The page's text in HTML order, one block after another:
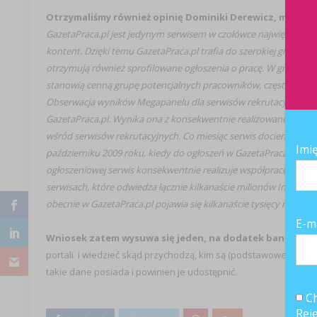
Otrzymaliśmy również opinię Dominiki Derewicz,
GazetaPraca.pl jest jedynym serwisem w czołówce
kontent. Dzięki temu GazetaPraca.pl trafia do szerokiej grupy
otrzymują również sprofilowane ogłoszenia o pracę. W grupie
stanowią cenną grupę potencjalnych pracowników, często
Obserwacja wyników Megapanelu dla serwisów rekrutacyjnych
GazetaPraca.pl. Wynika ona z konsekwentnie realizowanej
wśród serwisów rekrutacyjnych. Co miesiąc serwis dociera
październiku 2009 roku, kiedy do ogłoszeń w GazetaPraca.pl
ogłoszeniowej serwis konsekwentnie realizuje współpracę z
serwisach, które odwiedza łącznie kilkanaście milionów
obecnie w GazetaPraca.pl pojawia się kilkanaście tysięcy nowych
Wniosek zatem wysuwa się jeden, na dodatek banalny,
portali i wiedzieć skąd przychodzą, kim są (podstawowe dane
takie dane posiada i powinien je udostępnić.
E-